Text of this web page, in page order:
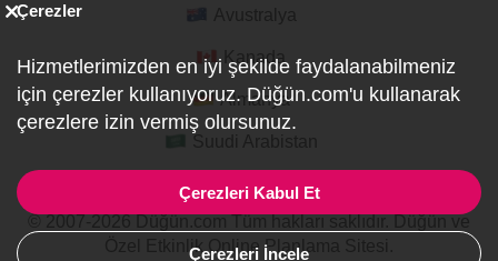
Kanada
Almanya
Özel Etkinlik Online Planlama Sitesi.
Çerezler
Hizmetlerimizden en iyi şekilde faydalanabilmeniz
için çerezler kullanıyoruz. Düğün.com'u kullanarak
çerezlere izin vermiş olursunuz.
Çerezleri Kabul Et
Çerezleri İncele